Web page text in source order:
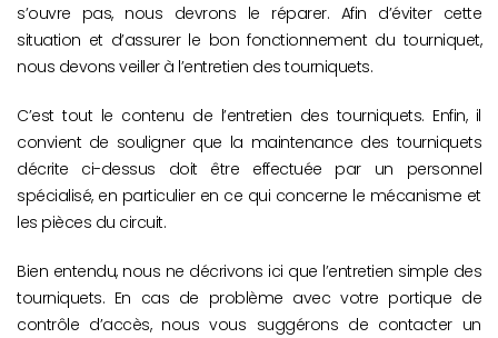
s’ouvre pas, nous devrons le réparer. Afin d’éviter cette
situation et d’assurer le bon fonctionnement du tourniquet,
nous devons veiller à l’entretien des tourniquets.
C’est tout le contenu de l’entretien des tourniquets. Enfin, il
convient de souligner que la maintenance des tourniquets
décrite ci-dessus doit être effectuée par un personnel
spécialisé, en particulier en ce qui concerne le mécanisme et
les pièces du circuit.
Bien entendu, nous ne décrivons ici que l’entretien simple des
tourniquets. En cas de problème avec votre portique de
contrôle d’accès, nous vous suggérons de contacter un